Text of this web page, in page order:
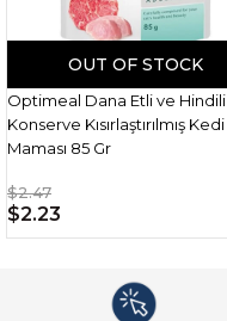
OUT OF STOCK
Optimeal Dana Etli ve Hindili
Konserve Kısırlaştırılmış Kedi
Maması 85 Gr
$2.47
$2.23